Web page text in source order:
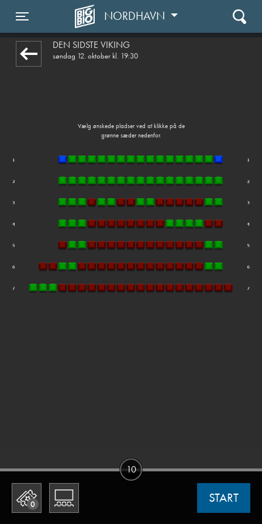
Toggle navigation
NORDHAVN
DEN SIDSTE VIKING
søndag 12. oktober kl. 19:30
Vælg ønskede pladser ved at klikke på de
grønne sæder nedenfor.
0 START
10
1step-front02 025503